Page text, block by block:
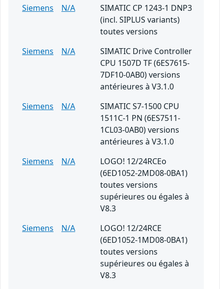
Siemens
N/A
SIMATIC CP 1243-1 DNP3
(incl. SIPLUS variants)
toutes versions
Siemens
N/A
SIMATIC Drive Controller
CPU 1507D TF (6ES7615-
7DF10-0AB0) versions
antérieures à V3.1.0
Siemens
N/A
SIMATIC S7-1500 CPU
1511C-1 PN (6ES7511-
1CL03-0AB0) versions
antérieures à V3.1.0
Siemens
N/A
LOGO! 12/24RCEo
(6ED1052-2MD08-0BA1)
toutes versions
supérieures ou égales à
V8.3
Siemens
N/A
LOGO! 12/24RCE
(6ED1052-1MD08-0BA1)
toutes versions
supérieures ou égales à
V8.3